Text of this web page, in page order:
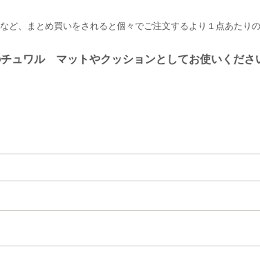
ど、まとめ買いをされると個々でご注文するより１点あたり
ュワル マットやクッションとしてお使いくだ